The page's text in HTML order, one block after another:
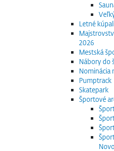
Letné
2026
Mestská
Nábory do
Nominácia
Pumptrack
Skatepark
Športové